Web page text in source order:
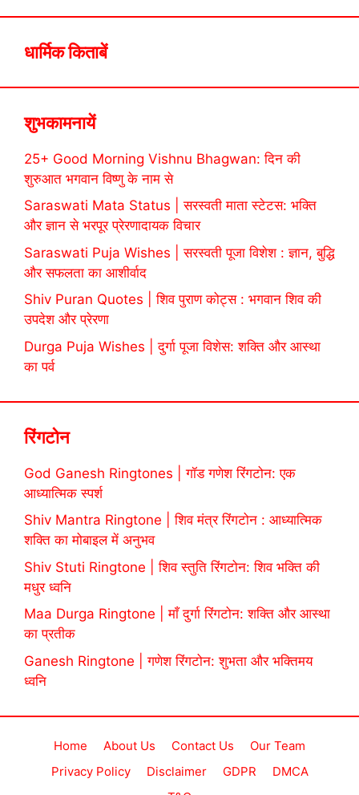
धार्मिक किताबें
शुभकामनायें
25+ Good Morning Vishnu Bhagwan: दिन की
शुरुआत भगवान विष्णु के नाम से
Saraswati Mata Status | सरस्वती माता स्टेटस: भक्ति
और ज्ञान से भरपूर प्रेरणादायक विचार
Saraswati Puja Wishes | सरस्वती पूजा विशेश : ज्ञान, बुद्धि
और सफलता का आशीर्वाद
Shiv Puran Quotes | शिव पुराण कोट्स : भगवान शिव की
उपदेश और प्रेरणा
Durga Puja Wishes | दुर्गा पूजा विशेस: शक्ति और आस्था
का पर्व
रिंगटोन
God Ganesh Ringtones | गॉड गणेश रिंगटोन: एक
आध्यात्मिक स्पर्श
Shiv Mantra Ringtone | शिव मंत्र रिंगटोन : आध्यात्मिक
शक्ति का मोबाइल में अनुभव
Shiv Stuti Ringtone | शिव स्तुति रिंगटोन: शिव भक्ति की
मधुर ध्वनि
Maa Durga Ringtone | माँ दुर्गा रिंगटोन: शक्ति और आस्था
का प्रतीक
Ganesh Ringtone | गणेश रिंगटोन: शुभता और भक्तिमय
ध्वनि
Home About Us Contact Us
Our Team
Privacy Policy
Disclaimer GDPR
DMCA